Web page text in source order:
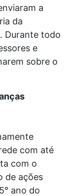
a
da
Durante todo
e
sobre o
com até
com o
de ações
ano do